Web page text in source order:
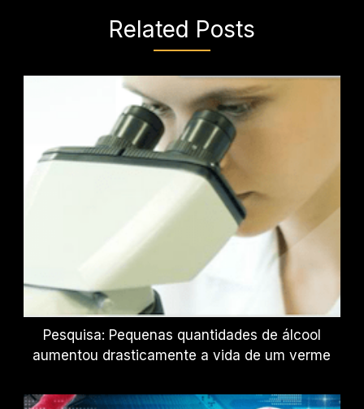
Related Posts
Pesquisa: Pequenas quantidades de álcool
aumentou drasticamente a vida de um verme